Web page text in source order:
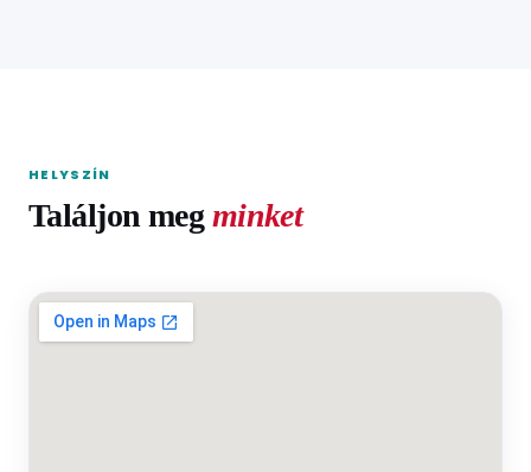
HELYSZÍN
Találjon meg minket